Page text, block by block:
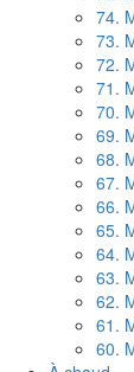
74.
73.
72.
71.
70.
69.
68.
67.
66.
65.
64.
63.
62.
61.
60.